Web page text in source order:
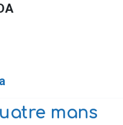
mans